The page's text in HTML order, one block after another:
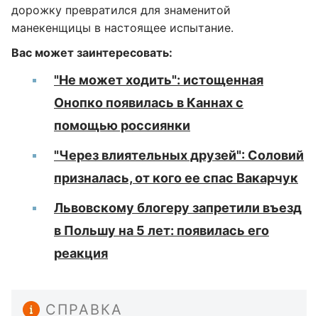
дорожку превратился для знаменитой
манекенщицы в настоящее испытание.
Вас может заинтересовать:
"Не может ходить": истощенная
Онопко появилась в Каннах с
помощью россиянки
"Через влиятельных друзей": Соловий
призналась, от кого ее спас Вакарчук
Львовскому блогеру запретили въезд
в Польшу на 5 лет: появилась его
реакция
СПРАВКА